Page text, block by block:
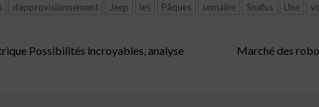
dapprovisionnement Jeep les Pâques semaine Snafus Une
Possibilités incroyables, analyse
Marché des